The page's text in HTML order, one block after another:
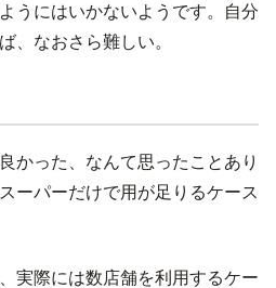
うにはいかないようです。自分
、なおさら難しい。
かった、なんて思ったことあり
ーパーだけで用が足りるケース
実際には数店舗を利用するケー